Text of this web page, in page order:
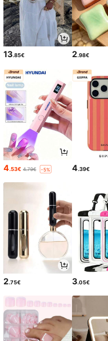
13.85€ 2.98€
4.53€ 4.79€ -5% 4.39€
2.75€ 3.05€